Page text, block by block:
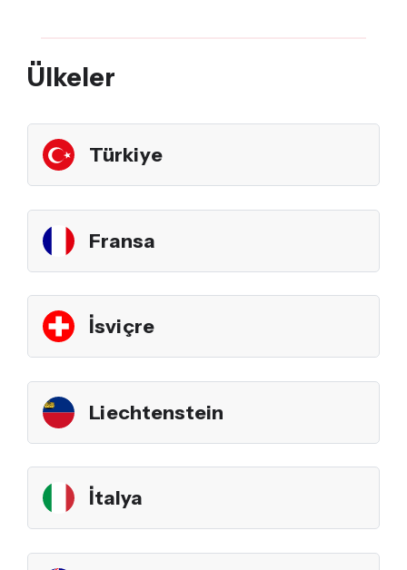
Ülkeler
Türkiye
Fransa
İsviçre
Liechtenstein
İtalya